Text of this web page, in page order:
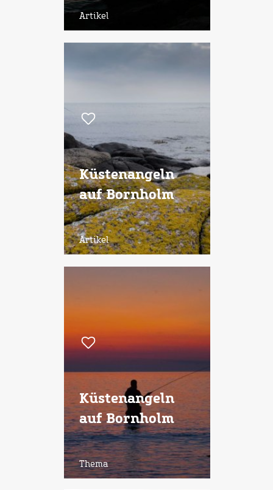
Artikel
Küstenangeln
auf Bornholm
Artikel
Küstenangeln
auf Bornholm
Thema